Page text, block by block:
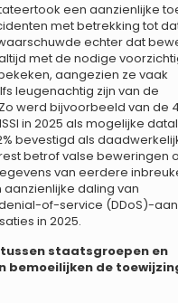
een aanzienlijke
met betrekking tot
echter dat
met de nodige
aangezien ze vaak
leugenachtig zijn van de
werd bijvoorbeeld van de
in 2025 als mogelijke
bevestigd als
betrof valse beweringen
van eerdere
daling van
of-service (DDoS)-
in 2025.
staatsgroepen en
bemoeilijken de